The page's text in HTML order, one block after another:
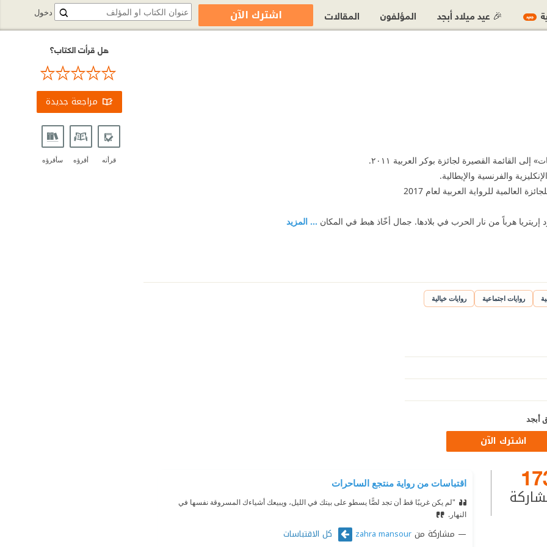
القائمة القصيرة لجائزة بوكر العربية ٢٠١١.
والفرنسية والإيطالية.
العالمية للرواية العربية لعام 2017
هرباً من نار الحرب في بلادها. جمال أخّاذ هبط في المكان ... المزيد
روايات اجتماعية روايات خيالية
أبجد
اشترك الآن
اقتباسات من رواية منتجع الساحرات
"لم يكن غريبًا قط أن تجد لصًّا يسطو على بيتك في الليل، ويبيعك أشياءك المسروقة نفسها في
النهار.
مشاركة منzahra mansour كل الاقتباسات
هل قرأت الكتاب؟
مراجعة جديدة
قرأته أقرؤه سأقرؤه
دخول جديد 🎉 عيد ميلاد أبجد المؤلفون المقالات اشترك الآن